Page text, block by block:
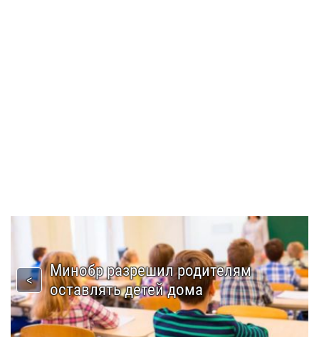
Минобр разрешил родителям
оставлять детей дома